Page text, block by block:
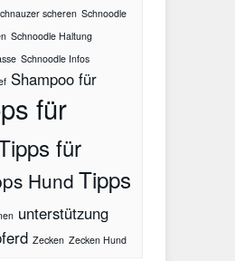
scheren Schnoodle
Schnoodle Haltung
Schnoodle Infos
Shampoo für
für
für
Hund Tipps
unterstützung
Zecken Zecken Hund